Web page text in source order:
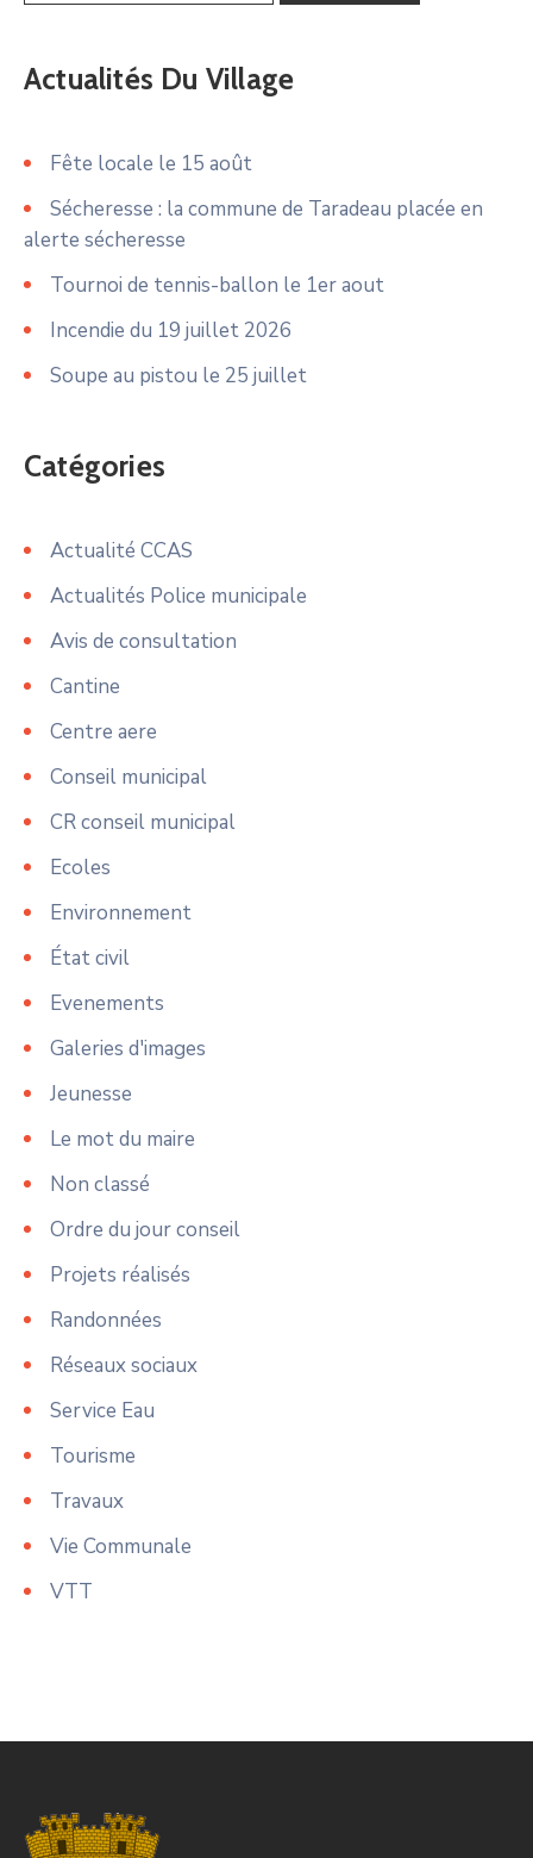
Actualités Du Village
Fête locale le 15 août
Sécheresse : la commune de Taradeau placée en
alerte sécheresse
Tournoi de tennis-ballon le 1er aout
Incendie du 19 juillet 2026
Soupe au pistou le 25 juillet
Catégories
Actualité CCAS
Actualités Police municipale
Avis de consultation
Cantine
Centre aere
Conseil municipal
CR conseil municipal
Ecoles
Environnement
État civil
Evenements
Galeries d'images
Jeunesse
Le mot du maire
Non classé
Ordre du jour conseil
Projets réalisés
Randonnées
Réseaux sociaux
Service Eau
Tourisme
Travaux
Vie Communale
VTT